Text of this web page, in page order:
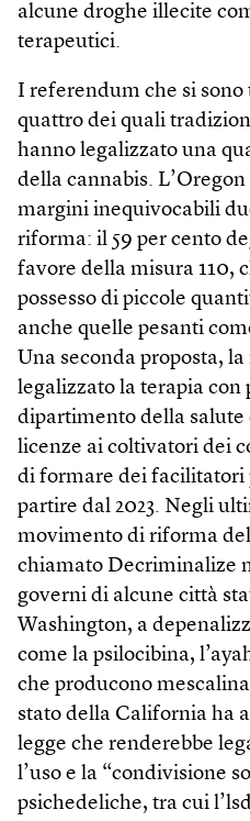
alcune droghe illecite
terapeutici.
I referendum che si
quattro dei quali
hanno legalizzato una
della cannabis.
margini inequivocabili
riforma: il 59 per cento
favore della misura 110,
possesso di piccole
anche quelle pesanti
Una seconda proposta,
legalizzato la terapia
dipartimento della salute
licenze ai coltivatori dei
di formare dei facilitatori
partire dal 2023. Negli
movimento di riforma
chiamato Decriminalize
governi di alcune città
Washington, a
come la psilocibina,
che producono
stato della California ha
legge che renderebbe
l’uso e la “condivisione
psichedeliche, tra cui